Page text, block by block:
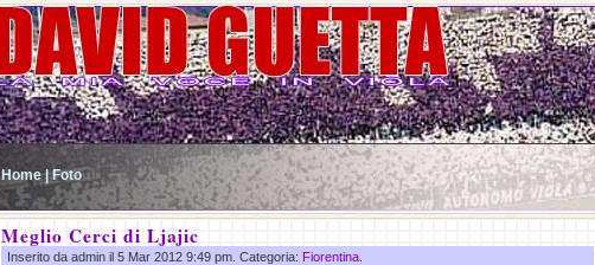
Home | Foto
Meglio Cerci di Ljajic
Inserito da admin il 5 Mar 2012 9:49 pm. Categoria: Fiorentina